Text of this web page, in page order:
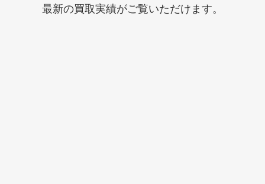
最新の買取実績がご覧いただけます。